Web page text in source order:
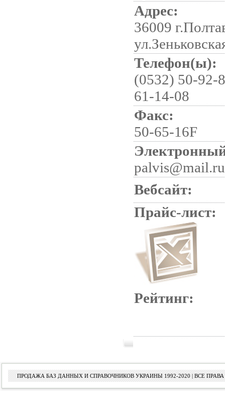
Адрес:
36009
Телефон(ы):
(0532) 50-92-
61-14-08
Факс:
50-65-16F
palvis@mail.ru
Вебсайт:
Прайс-лист:
Рейтинг:
ПРОДАЖА БАЗ ДАННЫХ И СПРАВОЧНИКОВ УКРАИНЫ 1992-2020 | ВСЕ